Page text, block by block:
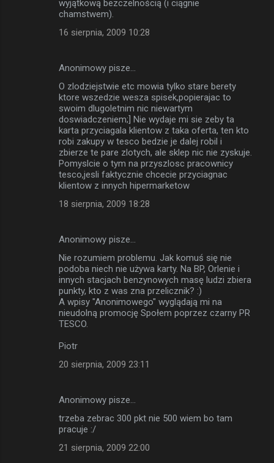
wyjątkową bezczelnością (i ciągnie
chamstwem).
16 sierpnia, 2009 10:28
Anonimowy pisze…
O zlodziejstwie etc mowia tylko stare berety
ktore wszedzie wesza spisek,popierajac to
swoim dlugoletnim nic niewartym
doswiadczeniem;] Nie wydaje mi sie zeby ta
karta przyciagala klientow z taka oferta, ten kto
robi zakupy w tesco bedzie je dalej robil i
zbierze te pare zlotych, ale sklep nic nie zyskuje.
Pomyslcie o tym na przyszlosc pracownicy
tesco,jesli faktycznie chcecie przyciagnac
klientow z innych hipermarketow
18 sierpnia, 2009 18:28
Anonimowy pisze…
Nie rozumiem problemu. Jak komuś się nie
podoba niech nie używa karty. Na BP, Orlenie i
innych stacjach benzynowych masę ludzi zbiera
punkty, kto z was zna przelicznik? :)
A wpisy "Anonimowego" wyglądają mi na
nieudolną promocję Społem poprzez czarny PR
TESCO.
Piotr
20 sierpnia, 2009 23:11
Anonimowy pisze…
trzeba zebrac 300 pkt nie 500 wiem bo tam
pracuje :/
21 sierpnia, 2009 22:00